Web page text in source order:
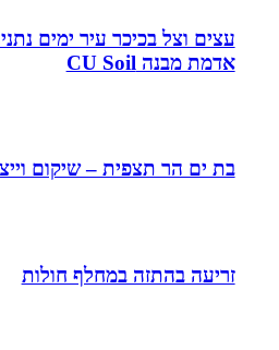
עצים וצל בכיכר עיר ימים
אדמת מבנה CU Soil
בת ים הר תצפית – שיקום
זריעה בהתזה במחלף חולות